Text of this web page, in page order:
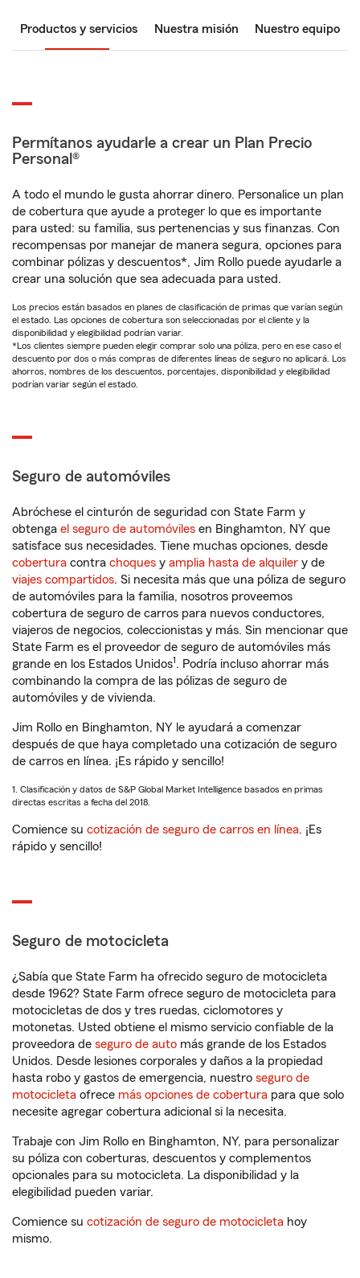
Productos y servicios Nuestra misión Nuestro equipo
Permítanos ayudarle a crear un Plan Precio
Personal®
A todo el mundo le gusta ahorrar dinero. Personalice un plan
de cobertura que ayude a proteger lo que es importante
para usted: su familia, sus pertenencias y sus finanzas. Con
recompensas por manejar de manera segura, opciones para
combinar pólizas y descuentos*, Jim Rollo puede ayudarle a
crear una solución que sea adecuada para usted.
Los precios están basados en planes de clasificación de primas que varían según
el estado. Las opciones de cobertura son seleccionadas por el cliente y la
disponibilidad y elegibilidad podrían variar.
*Los clientes siempre pueden elegir comprar solo una póliza, pero en ese caso el
descuento por dos o más compras de diferentes líneas de seguro no aplicará. Los
ahorros, nombres de los descuentos, porcentajes, disponibilidad y elegibilidad
podrían variar según el estado.
Seguro de automóviles
Abróchese el cinturón de seguridad con State Farm y
obtenga el seguro de automóviles en Binghamton, NY que
satisface sus necesidades. Tiene muchas opciones, desde
cobertura contra choques y amplia hasta de alquiler y de
viajes compartidos. Si necesita más que una póliza de seguro
de automóviles para la familia, nosotros proveemos
cobertura de seguro de carros para nuevos conductores,
viajeros de negocios, coleccionistas y más. Sin mencionar que
State Farm es el proveedor de seguro de automóviles más
grande en los Estados Unidos1. Podría incluso ahorrar más
combinando la compra de las pólizas de seguro de
automóviles y de vivienda.
Jim Rollo en Binghamton, NY le ayudará a comenzar
después de que haya completado una cotización de seguro
de carros en línea. ¡Es rápido y sencillo!
1. Clasificación y datos de S&P Global Market Intelligence basados en primas
directas escritas a fecha del 2018.
Comience su cotización de seguro de carros en línea. ¡Es
rápido y sencillo!
Seguro de motocicleta
¿Sabía que State Farm ha ofrecido seguro de motocicleta
desde 1962? State Farm ofrece seguro de motocicleta para
motocicletas de dos y tres ruedas, ciclomotores y
motonetas. Usted obtiene el mismo servicio confiable de la
proveedora de seguro de auto más grande de los Estados
Unidos. Desde lesiones corporales y daños a la propiedad
hasta robo y gastos de emergencia, nuestro seguro de
motocicleta ofrece más opciones de cobertura para que solo
necesite agregar cobertura adicional si la necesita.
Trabaje con Jim Rollo en Binghamton, NY, para personalizar
su póliza con coberturas, descuentos y complementos
opcionales para su motocicleta. La disponibilidad y la
elegibilidad pueden variar.
Comience su cotización de seguro de motocicleta hoy
mismo.